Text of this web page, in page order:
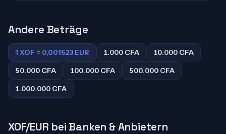
Andere Beträge
1 XOF = 0,001523 EUR 1.000 CFA
10.000 CFA
50.000 CFA
100.000 CFA
500.000 CFA
1.000.000 CFA
XOF/EUR bei Banken & Anbietern